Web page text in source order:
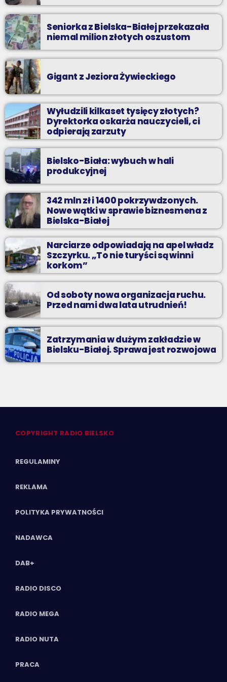
Seniorka z Bielska-Białej przekazała
niemal milion złotych oszustom
Gigant z Jeziora Żywieckiego
Wyłudzili kilkaset tysięcy złotych?
Dyrektorka oskarża nauczycieli, ci
odpierają zarzuty
Bielsko-Biała: wybuch w hali
produkcyjnej
342 mln zł i 1400 pokrzywdzonych.
Nowe wątki w sprawie biznesmena z
Bielska-Białej
Narciarze odpowiadają na apel władz
Szczyrku. „To nie turyści są winni
korkom”
Od soboty nowa organizacja ruchu.
Przed nami dwa lata utrudnień!
Zatrzymania w dużym zakładzie w
Bielsku-Białej. Sprawa jest rozwojowa
COPYRIGHT RADIO BIELSKO
REGULAMINY
REKLAMA
POLITYKA PRYWATNOŚCI
NADAWCA
DAB+
RADIO DISCO
RADIO MEGA
RADIO NUTA
PRACA